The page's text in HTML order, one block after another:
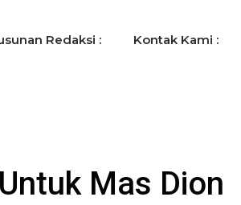
Redaksi : Kontak Kami :
Mas Dion